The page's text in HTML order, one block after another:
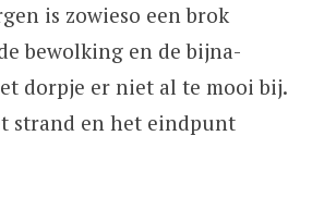
is zowieso een brok
bewolking en de bijna-
dorpje er niet al te mooi bij.
strand en het eindpunt